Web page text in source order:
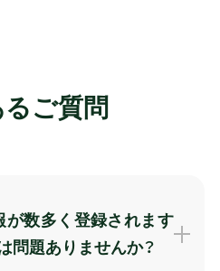
ご質問
が数多く登録されます
問題ありませんか？